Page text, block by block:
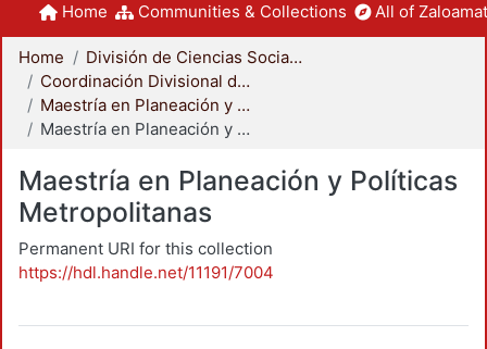
Home Communities & Collections All of
Home
División de Ciencias Sociales y Humanidades
Coordinación Divisional de Posgrado
Maestría en Planeación y Políticas Metropolitanas
Maestría en Planeación y Políticas Metropolitanas
Maestría en Planeación y Políticas
Metropolitanas
Permanent URI for this collection
https://hdl.handle.net/11191/7004